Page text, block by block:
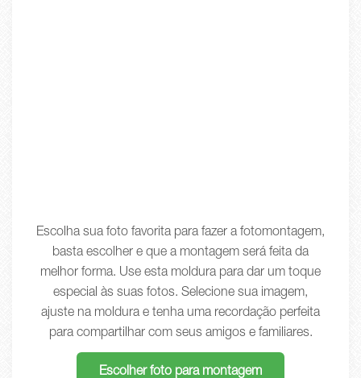
Escolha sua foto favorita para fazer a fotomontagem,
basta escolher e que a montagem será feita da
melhor forma. Use esta moldura para dar um toque
especial às suas fotos. Selecione sua imagem,
ajuste na moldura e tenha uma recordação perfeita
para compartilhar com seus amigos e familiares.
Escolher foto para montagem